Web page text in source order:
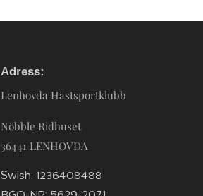
Adress:
Lenhovda Hästsportklubb
Nöbble Ridhuset
36441 LENHOVDA
Swish: 1236408488